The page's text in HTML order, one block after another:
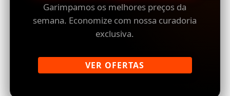
Garimpamos os melhores preços da
semana. Economize com nossa curadoria
exclusiva.
VER OFERTAS